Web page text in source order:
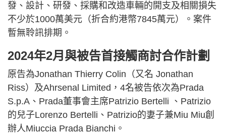
發、設計、研發、採購和改造車輛的開支及相關損失
不少於1000萬美元（折合約港幣7845萬元）。案件
暫無聆訊排期。
2024年2月與被告首接觸商討合作計劃
原告為Jonathan Thierry Colin（又名 Jonathan
Riss）及Ahrsenal Limited，4名被告依次為Prada
S.p.A、Prada董事會主席Patrizio Bertelli 、Patrizio
的兒子Lorenzo Bertelli、Patrizio的妻子兼Miu Miu創
辦人Miuccia Prada Bianchi。